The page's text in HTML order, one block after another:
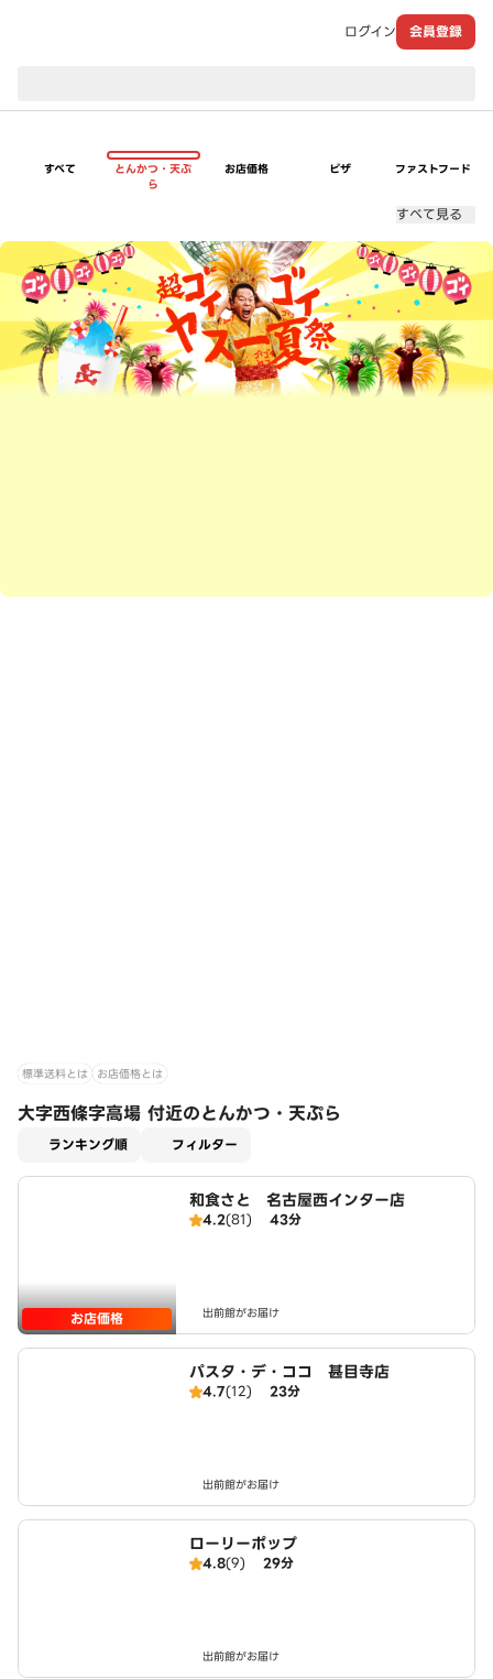
ログイン 会員登録
すべて
とんかつ・天ぷ
ら
お店価格 ピザ ファストフード
すべて見る
超ゴイゴイヤスー夏祭
標準送料とは お店価格とは
大字西條字高場 付近のとんかつ・天ぷら
ランキング順 フィルター
お店価格
和食さと 名古屋西インター店
4.2(81) 43分
出前館がお届け
パスタ・デ・ココ 甚目寺店
4.7(12) 23分
出前館がお届け
ローリーポップ
4.8(9) 29分
出前館がお届け